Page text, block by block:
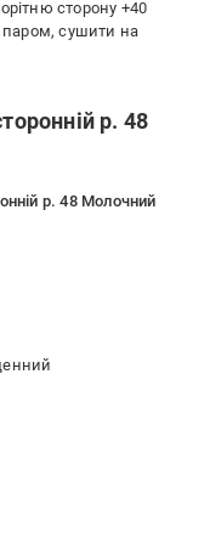
сторону +40
паром, сушити на
р. 48
р. 48 Молочний